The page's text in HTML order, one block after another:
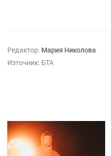
Редактор: Мария Николова
Източник: БТА